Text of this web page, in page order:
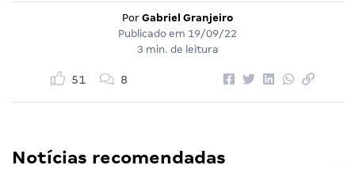
Por Gabriel Granjeiro
Publicado em 19/09/22
3 min. de leitura
51 8
Notícias recomendadas